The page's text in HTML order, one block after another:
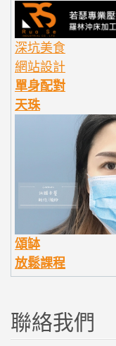
深坑美食
網站設計
單身配對
天珠
頌缽
放鬆課程
聯絡我們